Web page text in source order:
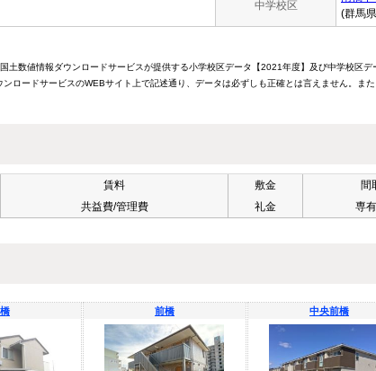
中学校区
(群馬
土数値情報ダウンロードサービスが提供する小学校区データ【2021年度】及び中学校区
ロードサービスのWEBサイト上で記述通り、データは必ずしも正確とは言えません。ま
賃料
共益費/管理費
敷金
礼金
間
専
前橋 中央前橋